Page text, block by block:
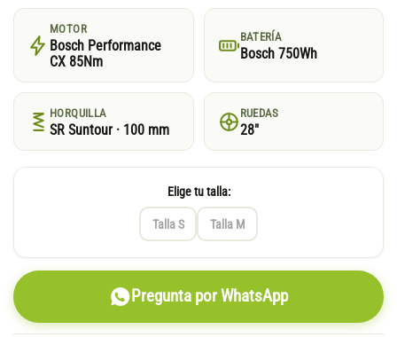
MOTOR
Bosch Performance
CX 85Nm
BATERÍA
Bosch 750Wh
HORQUILLA
SR Suntour · 100 mm
RUEDAS
28"
Elige tu talla:
Talla S Talla M
Pregunta por WhatsApp